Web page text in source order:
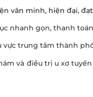
văn minh, hiện đại,
nhanh gọn, thanh
vực trung tâm thành
và điều trị u xơ